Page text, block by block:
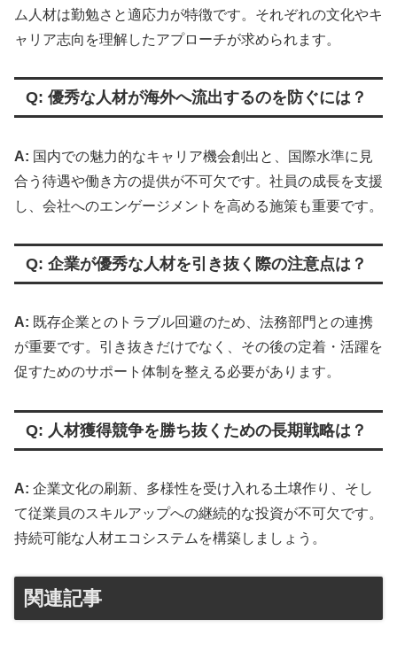
ム人材は勤勉さと適応力が特徴です。それぞれの文化やキ
ャリア志向を理解したアプローチが求められます。
Q: 優秀な人材が海外へ流出するのを防ぐには？
A: 国内での魅力的なキャリア機会創出と、国際水準に見
合う待遇や働き方の提供が不可欠です。社員の成長を支援
し、会社へのエンゲージメントを高める施策も重要です。
Q: 企業が優秀な人材を引き抜く際の注意点は？
A: 既存企業とのトラブル回避のため、法務部門との連携
が重要です。引き抜きだけでなく、その後の定着・活躍を
促すためのサポート体制を整える必要があります。
Q: 人材獲得競争を勝ち抜くための長期戦略は？
A: 企業文化の刷新、多様性を受け入れる土壌作り、そし
て従業員のスキルアップへの継続的な投資が不可欠です。
持続可能な人材エコシステムを構築しましょう。
関連記事